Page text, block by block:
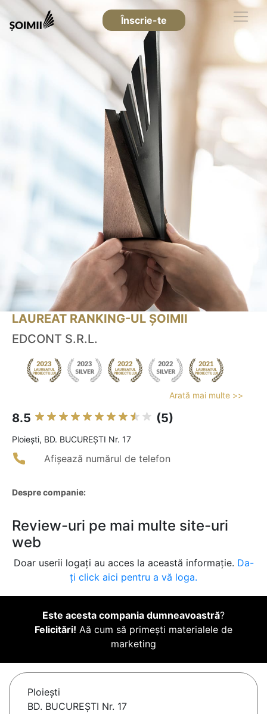
Înscrie-te
LAUREAT RANKING-UL ȘOIMII
EDCONT S.R.L.
Arată mai multe >>
8.5 (5)
Ploieşti, BD. BUCUREŞTI Nr. 17
Afișează numărul de telefon
Despre companie:
Review-uri pe mai multe site-uri
web
Doar userii logați au acces la această informație. Da-
ți click aici pentru a vă loga.
Este acesta compania dumneavoastră?
Felicitări! Aă cum să primești materialele de
marketing
Ploieşti
BD. BUCUREŞTI Nr. 17